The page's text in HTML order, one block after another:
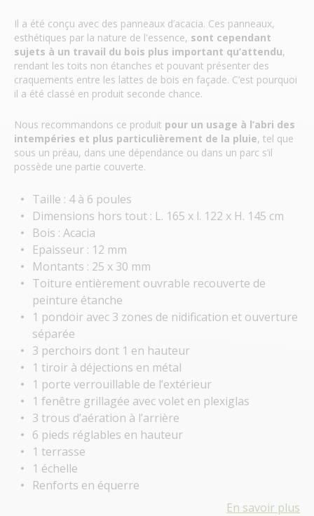
Il a été conçu avec des panneaux d’acacia. Ces panneaux,
esthétiques par la nature de l'essence, sont cependant
sujets à un travail du bois plus important qu’attendu,
rendant les toits non étanches et pouvant présenter des
craquements entre les lattes de bois en façade. C’est pourquoi
il a été classé en produit seconde chance.
Nous recommandons ce produit pour un usage à l’abri des
intempéries et plus particulièrement de la pluie, tel que
sous un préau, dans une dépendance ou dans un parc s’il
possède une partie couverte.
Taille : 4 à 6 poules
Dimensions hors tout : L. 165 x l. 122 x H. 145 cm
Bois : Acacia
Epaisseur : 12 mm
Montants : 25 x 30 mm
Toiture entièrement ouvrable recouverte de
peinture étanche
1 pondoir avec 3 zones de nidification et ouverture
séparée
3 perchoirs dont 1 en hauteur
1 tiroir à déjections en métal
1 porte verrouillable de l’extérieur
1 fenêtre grillagée avec volet en plexiglas
3 trous d’aération à l’arrière
6 pieds réglables en hauteur
1 terrasse
1 échelle
Renforts en équerre
En savoir plus